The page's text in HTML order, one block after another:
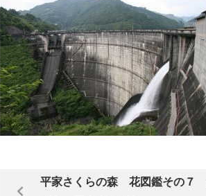
平家さくらの森 花図鑑その７